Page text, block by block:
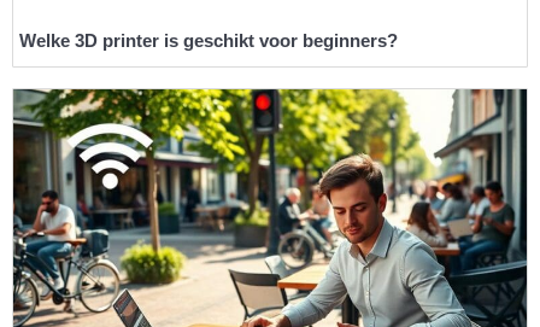
Welke 3D printer is geschikt voor beginners?